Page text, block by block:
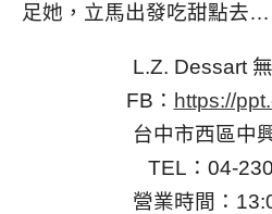
足她，立馬出發吃甜點去…
L.Z. Dessart
FB： https://
台中市西區中
TEL：04-
營業時間：